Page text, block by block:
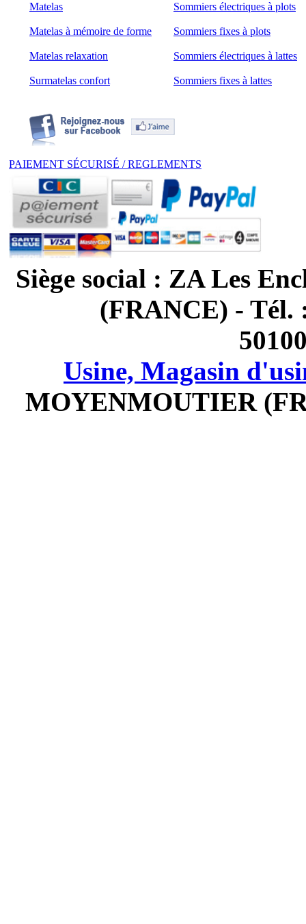
Matelas
Matelas à mémoire de forme
Matelas relaxation
Surmatelas confort
Sommiers électriques à plots
Sommiers fixes à plots
Sommiers électriques à lattes
Sommiers fixes à lattes
PAIEMENT SÉCURISÉ / REGLEMENTS
Siège social : ZA Les
(FRANCE) - Tél.
Usine, Magasin
MOYENMOUTIER